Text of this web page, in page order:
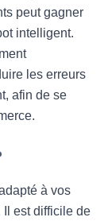
peut gagner
intelligent.
les erreurs
afin de se
à vos
Il est difficile de